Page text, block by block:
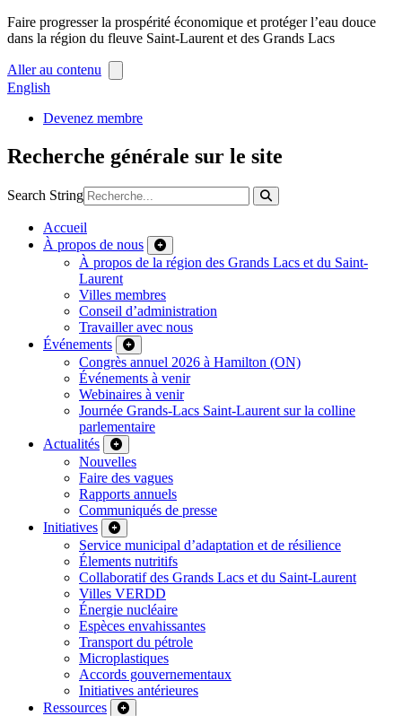
Faire progresser la prospérité économique et protéger l’eau douce
dans la région du fleuve Saint-Laurent et des Grands Lacs
Aller au contenu
English
Devenez membre
Recherche générale sur le site
Search String
Accueil
À propos de nous
À propos de la région des Grands Lacs et du Saint-
Laurent
Villes membres
Conseil d’administration
Travailler avec nous
Événements
Congrès annuel 2026 à Hamilton (ON)
Événements à venir
Webinaires à venir
Journée Grands-Lacs Saint-Laurent sur la colline
parlementaire
Actualités
Nouvelles
Faire des vagues
Rapports annuels
Communiqués de presse
Initiatives
Service municipal d’adaptation et de résilience
Élements nutritifs
Collaboratif des Grands Lacs et du Saint-Laurent
Villes VERDD
Énergie nucléaire
Espèces envahissantes
Transport du pétrole
Microplastiques
Accords gouvernementaux
Initiatives antérieures
Ressources